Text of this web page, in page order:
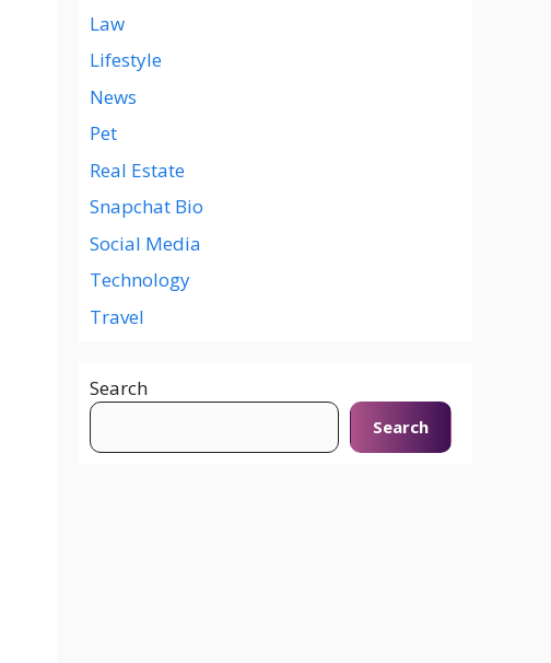
Law
Lifestyle
News
Pet
Real Estate
Snapchat Bio
Social Media
Technology
Travel
Search
Search